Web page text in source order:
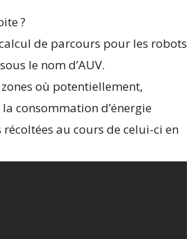
?
de parcours pour les robots
le nom d’AUV.
où potentiellement,
consommation d’énergie
au cours de celui-ci en